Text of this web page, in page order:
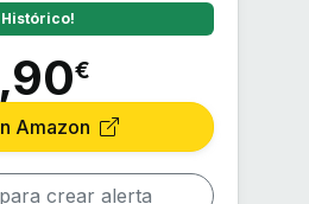
Histórico!
€
Amazon
crear alerta